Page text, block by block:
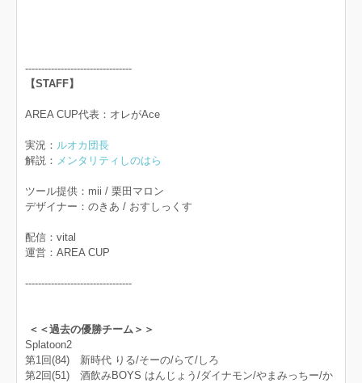
---------------------------------
【STAFF】
AREA CUP代表：オレがAce
実況： ルオカ団長
解説： メンタリティしのはら
ツール提供：mii / 栗田マロン
デザイナー：のきあ / おすしっくす
配信：vital
運営：AREA CUP
---------------------------------
＜＜過去の優勝チーム＞＞
Splatoon2
第1回(84) 新時代 りる/そーの/らて/しろ
第2回(51) 酒飲みBOYS はんじょう/ダイナモン/やまみっちー/か